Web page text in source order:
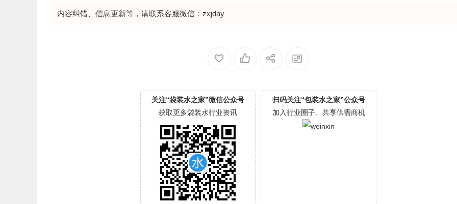
内容纠错、信息更新等，请联系客服微信：zxjday
关注“袋装水之家”微信公众号
获取更多袋装水行业资讯
扫码关注“包装水之家”公众号
加入行业圈子、共享供需商机